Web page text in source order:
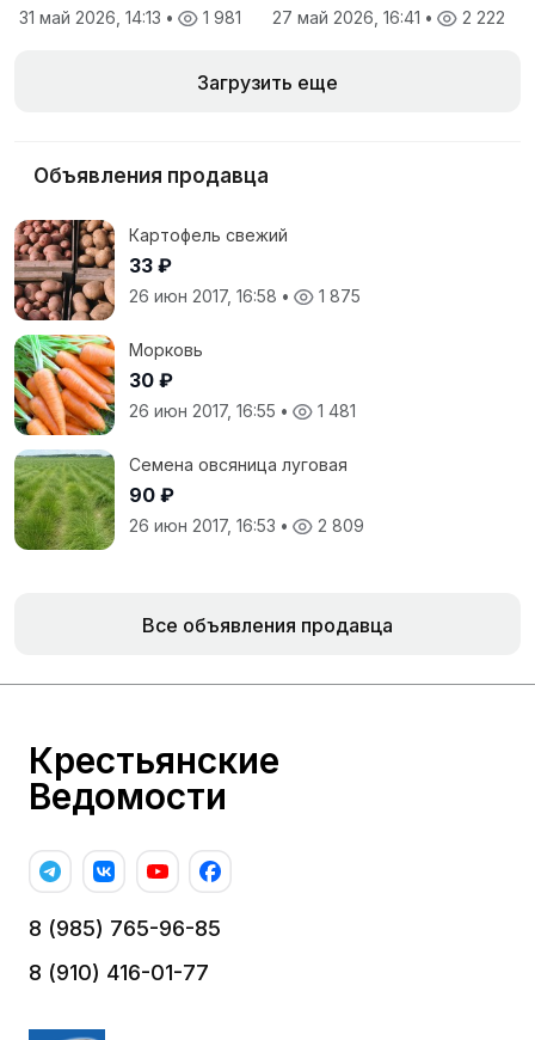
31 май 2026, 14:13 • 1 981
27 май 2026, 16:41 • 2 222
Загрузить еще
Объявления продавца
Картофель свежий
33 ₽
26 июн 2017, 16:58 • 1 875
Морковь
30 ₽
26 июн 2017, 16:55 • 1 481
Семена овсяница луговая
90 ₽
26 июн 2017, 16:53 • 2 809
Все объявления продавца
Крестьянские
Ведомости
8 (985) 765-96-85
8 (910) 416-01-77